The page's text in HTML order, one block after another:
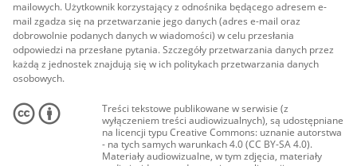
mailowych. Użytkownik korzystający z odnośnika będącego adresem e-
mail zgadza się na przetwarzanie jego danych (adres e-mail oraz
dobrowolnie podanych danych w wiadomości) w celu przesłania
odpowiedzi na przesłane pytania. Szczegóły przetwarzania danych przez
każdą z jednostek znajdują się w ich politykach przetwarzania danych
osobowych.
Treści tekstowe publikowane w serwisie (z
wyłączeniem treści audiowizualnych), są udostępniane
na licencji typu Creative Commons: uznanie autorstwa
- na tych samych warunkach 4.0 (CC BY-SA 4.0).
Materiały audiowizualne, w tym zdjęcia, materiały